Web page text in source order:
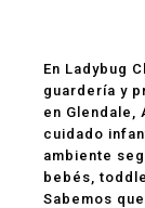
En Ladybug
guardería y
en Glendale,
cuidado
ambiente
bebés,
Sabemos